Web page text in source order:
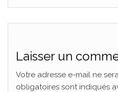
Laisser un
Votre adresse e-mail ne
obligatoires sont indiqués